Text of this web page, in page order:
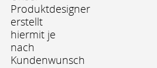
Produktdesigner
erstellt
hiermit je
nach
Kundenwunsch